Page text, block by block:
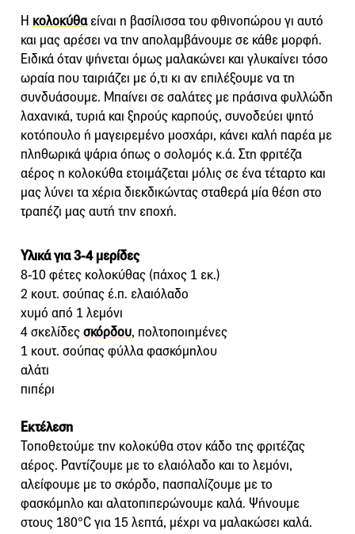
Η κολοκύθαείναι η βασίλισσα του φθινοπώρου γι αυτό
και μας αρέσει να την απολαμβάνουμε σε κάθε μορφή.
Ειδικά όταν ψήνεται όμως μαλακώνει και γλυκαίνει τόσο
ωραία που ταιριάζει με ό,τι κι αν επιλέξουμε να τη
συνδυάσουμε. Μπαίνει σε σαλάτες με πράσινα φυλλώδη
λαχανικά, τυριά και ξηρούς καρπούς, συνοδεύει ψητό
κοτόπουλο ή μαγειρεμένο μοσχάρι, κάνει καλή παρέα με
πληθωρικά ψάρια όπως ο σολομός κ.ά. Στη φριτέζα
αέρος η κολοκύθα ετοιμάζεται μόλις σε ένα τέταρτο και
μας λύνει τα χέρια διεκδικώντας σταθερά μία θέση στο
τραπέζι μας αυτή την εποχή.
Υλικά για 3-4 μερίδες
8-10 φέτες κολοκύθας (πάχος 1 εκ.)
2 κουτ. σούπας έ.π. ελαιόλαδο
χυμό από 1 λεμόνι
4 σκελίδεςσκόρδου, πολτοποιημένες
1 κουτ. σούπας φύλλα φασκόμηλου
αλάτι
πιπέρι
Εκτέλεση
Τοποθετούμε την κολοκύθα στον κάδο της φριτέζας
αέρος. Ραντίζουμε με το ελαιόλαδο και το λεμόνι,
αλείφουμε με το σκόρδο, πασπαλίζουμε με το
φασκόμηλο και αλατοπιπερώνουμε καλά. Ψήνουμε
στους 180°C για 15 λεπτά, μέχρι να μαλακώσει καλά.